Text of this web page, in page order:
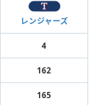
レンジャーズ
4
162
165